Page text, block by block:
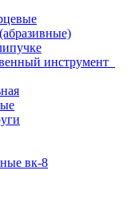
инструмент
вк-8